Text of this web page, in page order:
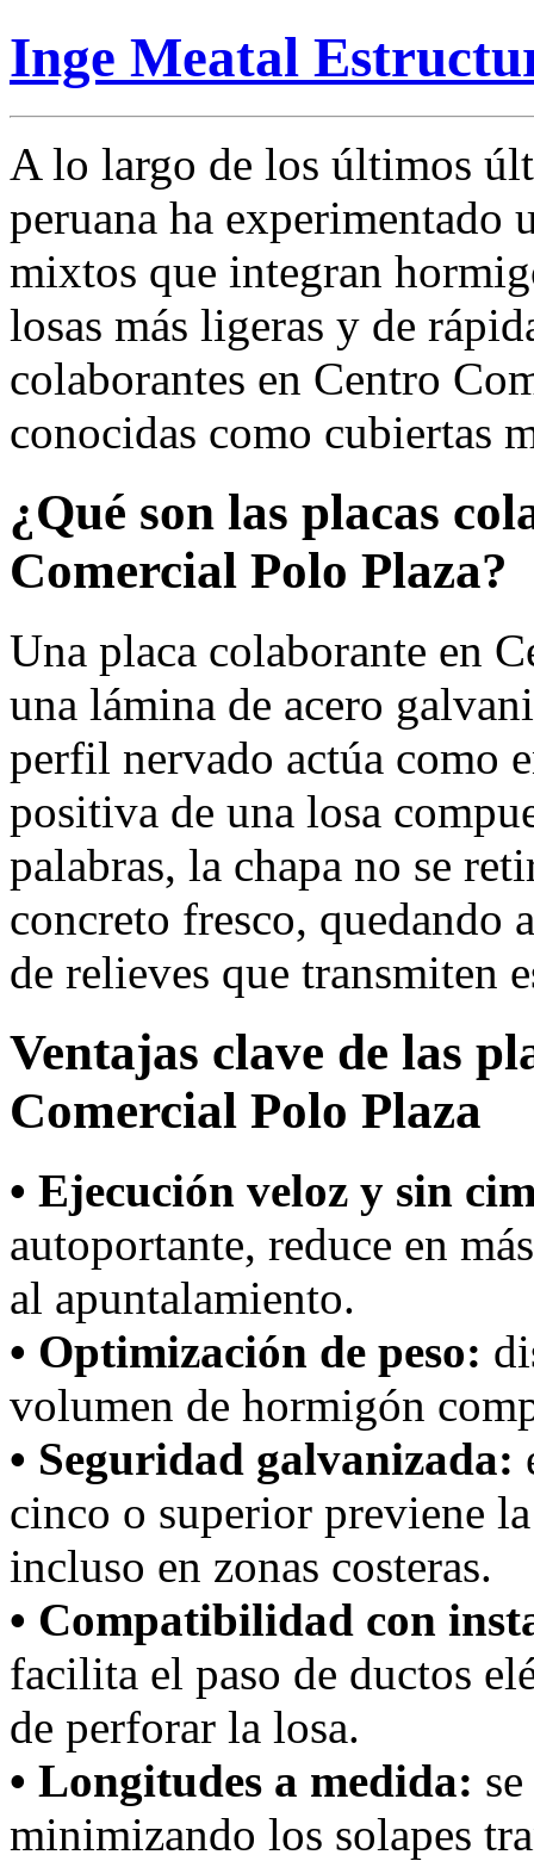
Inge Meatal
A lo largo de los últimos
peruana ha experimentado
mixtos que integran
losas más ligeras y de
colaborantes en Centro
conocidas como cubiertas
¿Qué son las placas
Comercial Polo Plaza?
Una placa colaborante en
una lámina de acero
perfil nervado actúa como
positiva de una losa
palabras, la chapa no se
concreto fresco, quedando
de relieves que transmiten
Ventajas clave de las
Comercial Polo Plaza
• Ejecución veloz y sin
autoportante, reduce en
al apuntalamiento.
• Optimización de peso:
volumen de hormigón
• Seguridad galvanizada:
cinco o superior previene
incluso en zonas costeras.
• Compatibilidad con
facilita el paso de ductos
de perforar la losa.
• Longitudes a medida:
minimizando los solapes